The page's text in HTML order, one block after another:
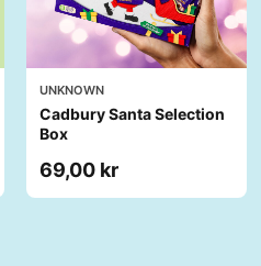
UNKNOWN
Cadbury Santa Selection
Box
69,00 kr